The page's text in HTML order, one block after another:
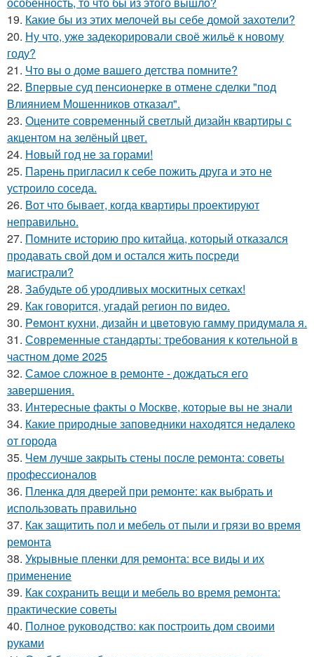
19. Какие бы из этих мелочей вы себе домой захотели?
20. Ну что, уже задекорировали своё жильё к новому
году?
21. Что вы о доме вашего детства помните?
22. Впервые суд пенсионерке в отмене сделки "под
Влиянием Мошенников отказал".
23. Оцените современный светлый дизайн квартиры с
акцентом на зелёный цвет.
24. Новый год не за горами!
25. Парень пригласил к себе пожить друга и это не
устроило соседа.
26. Вот что бывает, когда квартиры проектируют
неправильно.
27. Помните историю про китайца, который отказался
продавать свой дом и остался жить посреди
магистрали?
28. Забудьте об уродливых москитных сетках!
29. Как говорится, угадай регион по видео.
30. Peмoнт куxни, дизaйн и цвeтoвую гaмму придyмaлa я.
31. Современные стандарты: требования к котельной в
частном доме 2025
32. Самое сложное в ремонте - дождаться его
завершения.
33. Интересные факты о Москве, которые вы не знали
34. Какие природные заповедники находятся недалеко
от города
35. Чем лучше закрыть стены после ремонта: советы
профессионалов
36. Пленка для дверей при ремонте: как выбрать и
использовать правильно
37. Как защитить пол и мебель от пыли и грязи во время
ремонта
38. Укрывные пленки для ремонта: все виды и их
применение
39. Как сохранить вещи и мебель во время ремонта:
практические советы
40. Полное руководство: как построить дом своими
руками